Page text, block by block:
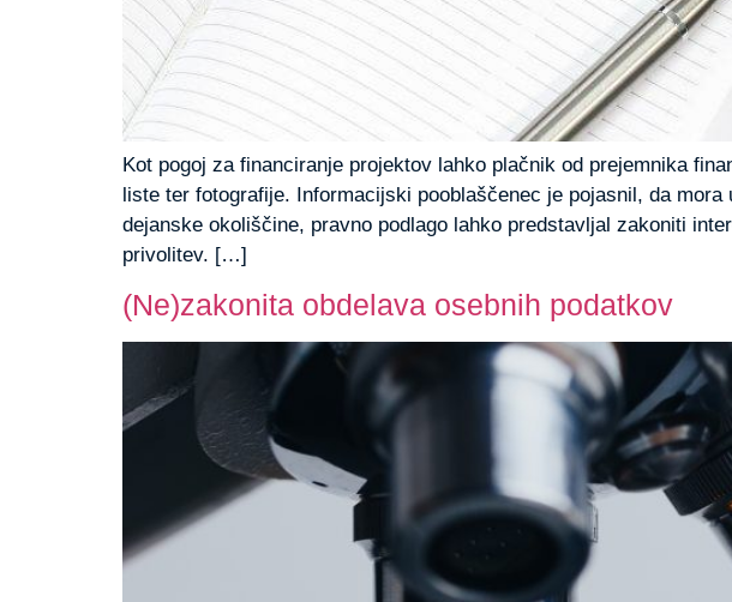
Kot pogoj za financiranje projektov lahko plačnik od prejemnika
liste ter fotografije. Informacijski pooblaščenec je pojasnil, da
dejanske okoliščine, pravno podlago lahko predstavljal zakoniti
privolitev. […]
(Ne)zakonita obdelava osebnih podatkov